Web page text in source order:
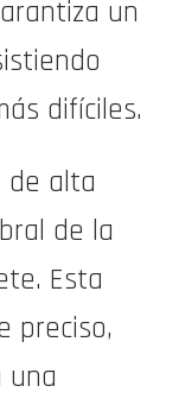
un
difíciles.
de alta
de la
Esta
preciso,
una